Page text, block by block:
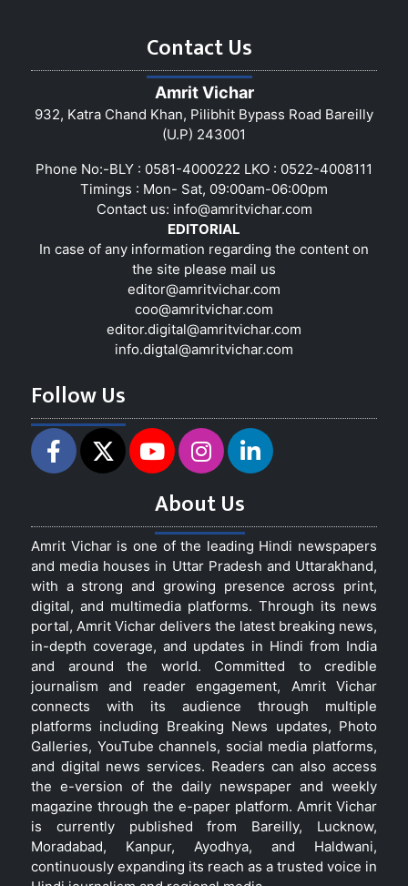
Contact Us
Amrit Vichar
932, Katra Chand Khan, Pilibhit Bypass Road Bareilly
(U.P) 243001
Phone No:-BLY : 0581-4000222 LKO : 0522-4008111
Timings : Mon- Sat, 09:00am-06:00pm
Contact us: info@amritvichar.com
EDITORIAL
In case of any information regarding the content on
the site please mail us
editor@amritvichar.com
coo@amritvichar.com
editor.digital@amritvichar.com
info.digtal@amritvichar.com
Follow Us
About Us
Amrit Vichar is one of the leading Hindi newspapers
and media houses in Uttar Pradesh and Uttarakhand,
with a strong and growing presence across print,
digital, and multimedia platforms. Through its news
portal, Amrit Vichar delivers the latest breaking news,
in-depth coverage, and updates in Hindi from India
and around the world. Committed to credible
journalism and reader engagement, Amrit Vichar
connects with its audience through multiple
platforms including Breaking News updates, Photo
Galleries, YouTube channels, social media platforms,
and digital news services. Readers can also access
the e-version of the daily newspaper and weekly
magazine through the e-paper platform. Amrit Vichar
is currently published from Bareilly, Lucknow,
Moradabad, Kanpur, Ayodhya, and Haldwani,
continuously expanding its reach as a trusted voice in